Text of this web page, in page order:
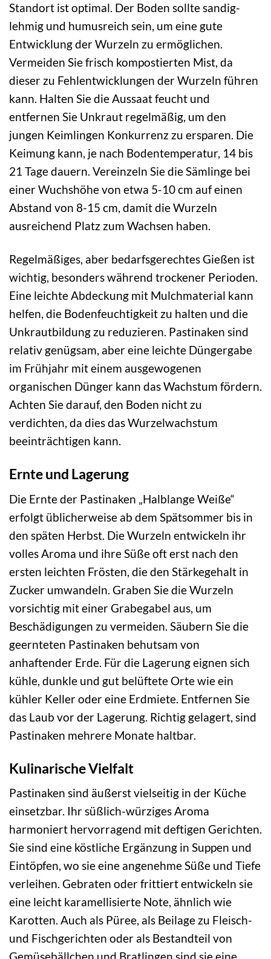
Standort ist optimal. Der Boden sollte sandig-
lehmig und humusreich sein, um eine gute
Entwicklung der Wurzeln zu ermöglichen.
Vermeiden Sie frisch kompostierten Mist, da
dieser zu Fehlentwicklungen der Wurzeln führen
kann. Halten Sie die Aussaat feucht und
entfernen Sie Unkraut regelmäßig, um den
jungen Keimlingen Konkurrenz zu ersparen. Die
Keimung kann, je nach Bodentemperatur, 14 bis
21 Tage dauern. Vereinzeln Sie die Sämlinge bei
einer Wuchshöhe von etwa 5-10 cm auf einen
Abstand von 8-15 cm, damit die Wurzeln
ausreichend Platz zum Wachsen haben.
Regelmäßiges, aber bedarfsgerechtes Gießen ist
wichtig, besonders während trockener Perioden.
Eine leichte Abdeckung mit Mulchmaterial kann
helfen, die Bodenfeuchtigkeit zu halten und die
Unkrautbildung zu reduzieren. Pastinaken sind
relativ genügsam, aber eine leichte Düngergabe
im Frühjahr mit einem ausgewogenen
organischen Dünger kann das Wachstum fördern.
Achten Sie darauf, den Boden nicht zu
verdichten, da dies das Wurzelwachstum
beeinträchtigen kann.
Ernte und Lagerung
Die Ernte der Pastinaken „Halblange Weiße“
erfolgt üblicherweise ab dem Spätsommer bis in
den späten Herbst. Die Wurzeln entwickeln ihr
volles Aroma und ihre Süße oft erst nach den
ersten leichten Frösten, die den Stärkegehalt in
Zucker umwandeln. Graben Sie die Wurzeln
vorsichtig mit einer Grabegabel aus, um
Beschädigungen zu vermeiden. Säubern Sie die
geernteten Pastinaken behutsam von
anhaftender Erde. Für die Lagerung eignen sich
kühle, dunkle und gut belüftete Orte wie ein
kühler Keller oder eine Erdmiete. Entfernen Sie
das Laub vor der Lagerung. Richtig gelagert, sind
Pastinaken mehrere Monate haltbar.
Kulinarische Vielfalt
Pastinaken sind äußerst vielseitig in der Küche
einsetzbar. Ihr süßlich-würziges Aroma
harmoniert hervorragend mit deftigen Gerichten.
Sie sind eine köstliche Ergänzung in Suppen und
Eintöpfen, wo sie eine angenehme Süße und Tiefe
verleihen. Gebraten oder frittiert entwickeln sie
eine leicht karamellisierte Note, ähnlich wie
Karotten. Auch als Püree, als Beilage zu Fleisch-
und Fischgerichten oder als Bestandteil von